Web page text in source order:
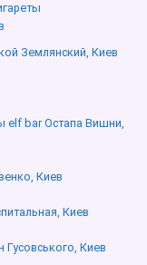
Землянский, Киев
elf bar Остапа Вишни,
Киев
Киев
Гусовського, Киев